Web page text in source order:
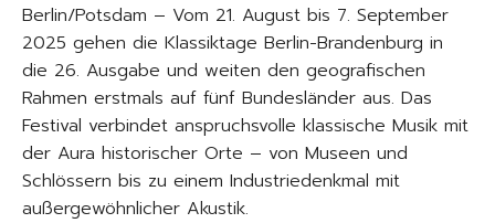
Berlin/Potsdam – Vom 21. August bis 7. September
2025 gehen die Klassiktage Berlin-Brandenburg in
die 26. Ausgabe und weiten den geografischen
Rahmen erstmals auf fünf Bundesländer aus. Das
Festival verbindet anspruchsvolle klassische Musik mit
der Aura historischer Orte – von Museen und
Schlössern bis zu einem Industriedenkmal mit
außergewöhnlicher Akustik.